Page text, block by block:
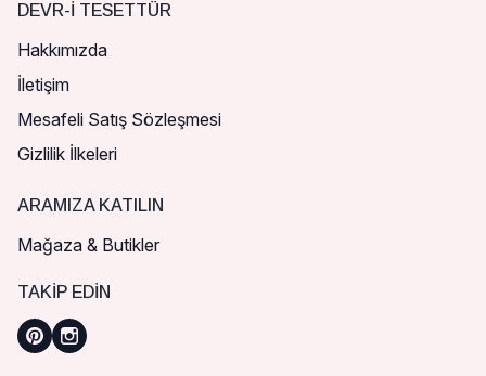
DEVR-I TESETTÜR
Hakkımızda
İletişim
Mesafeli Satış Sözleşmesi
Gizlilik İlkeleri
ARAMIZA KATILIN
Mağaza & Butikler
TAKIP EDIN